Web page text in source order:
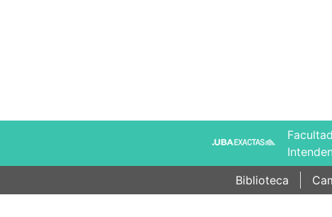
Biblioteca